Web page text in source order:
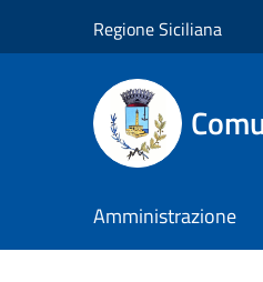
Regione Siciliana
Amministrazione